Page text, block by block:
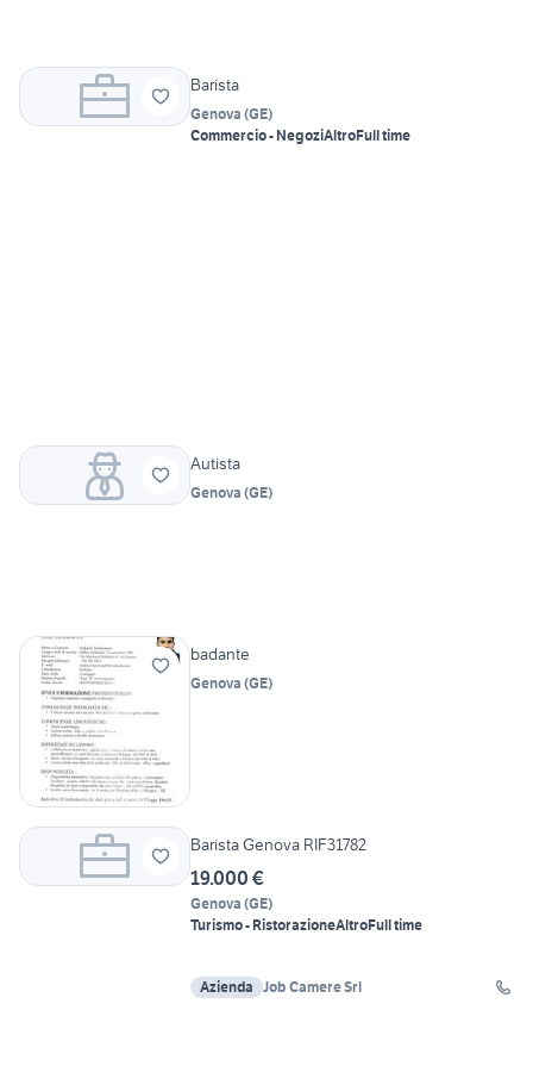
Barista
Genova (GE)
Commercio - NegoziAltroFull time
Autista
Genova (GE)
badante
Genova (GE)
Barista Genova RIF31782
19.000 €
Genova (GE)
Turismo - RistorazioneAltroFull time
Azienda Job Camere Srl